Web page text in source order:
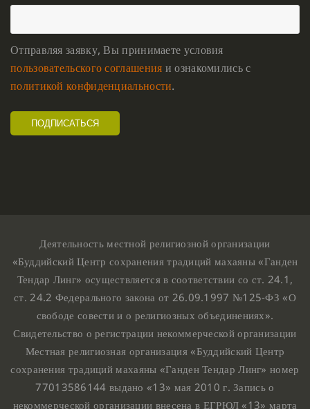
Отправляя заявку, Вы принимаете условия
пользовательского соглашения и ознакомились с
политикой конфиденциальности.
Деятельность местной религиозной организации
«Буддийский Центр сохранения традиций махаяны «Ганден
Тендар Линг» осуществляется в соответствии со ст. 24.1,
ст. 24.2 Федерального закона от 26.09.1997 №125-ФЗ «О
свободе совести и о религиозных объединениях».
Свидетельство о регистрации некоммерческой организации
Местная религиозная организация «Буддийский Центр
сохранения традиций махаяны «Ганден Тендар Линг» номер
77013586144 выдано «13» мая 2010 г. Запись о
некоммерческой организации внесена в ЕГРЮЛ «13» марта